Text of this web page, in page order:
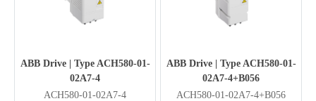
ABB Drive | Type ACH580-01-
02A7-4
ACH580-01-02A7-4
ABB Drive | Type ACH580-01-
02A7-4+B056
ACH580-01-02A7-4+B056